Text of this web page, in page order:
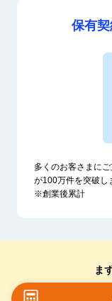
保有
多くのお客さまに
が100万件を突破し
※創業後累計
ま